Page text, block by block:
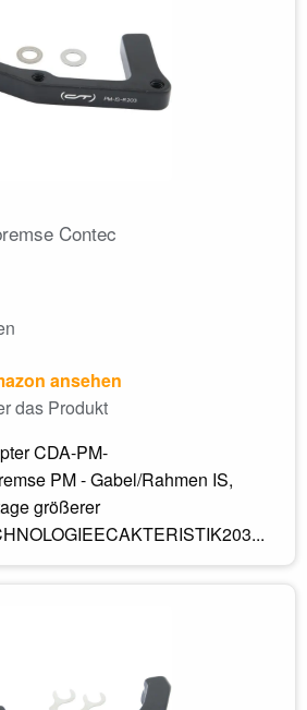
Contec
ansehen
das Produkt
CDA-PM-
PM - Gabel/Rahmen IS,
größerer